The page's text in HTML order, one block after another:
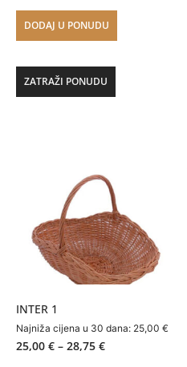
DODAJ U PONUDU
ZATRAŽI PONUDU
INTER 1
Najniža cijena u 30 dana: 25,00 €
25,00 € – 28,75 €